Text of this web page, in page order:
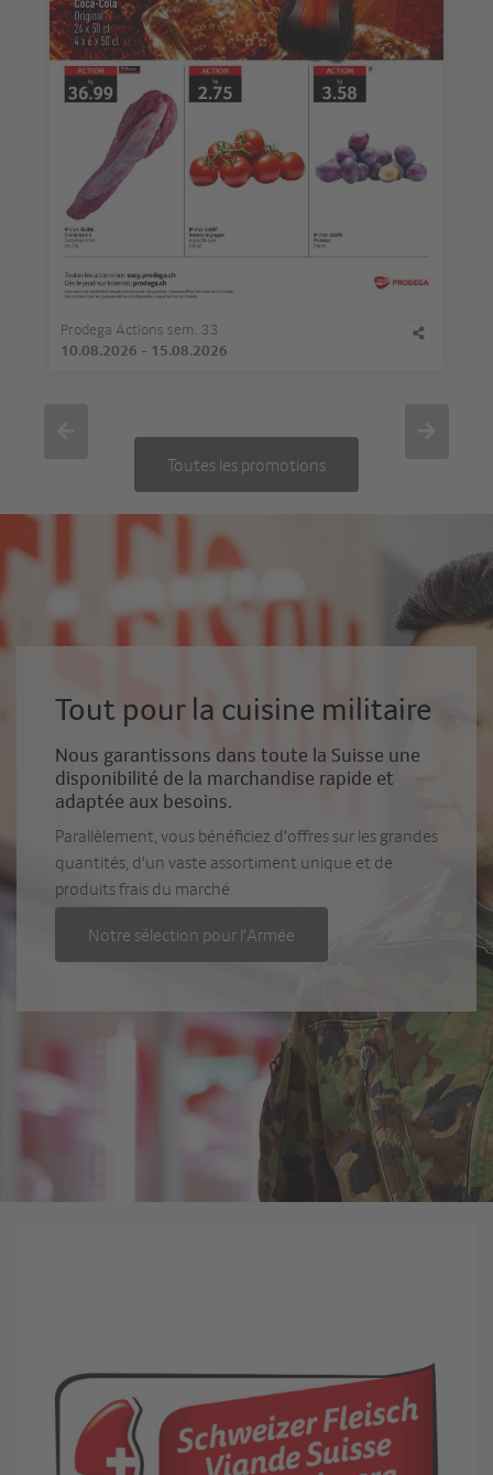
Prodega Actions sem. 33
10.08.2026 - 15.08.2026
Toutes les promotions
Tout pour la cuisine militaire
Nous garantissons dans toute la Suisse une
disponibilité de la marchandise rapide et
adaptée aux besoins.
Parallèlement, vous bénéficiez d'offres sur les grandes
quantités, d'un vaste assortiment unique et de
produits frais du marché.
Notre sélection pour l'Armée